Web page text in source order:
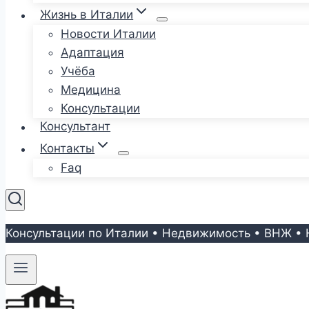
Жизнь в Италии
Новости Италии
Адаптация
Учёба
Медицина
Консультации
Консультант
Контакты
Faq
Консультации по Италии • Недвижимость • ВНЖ •